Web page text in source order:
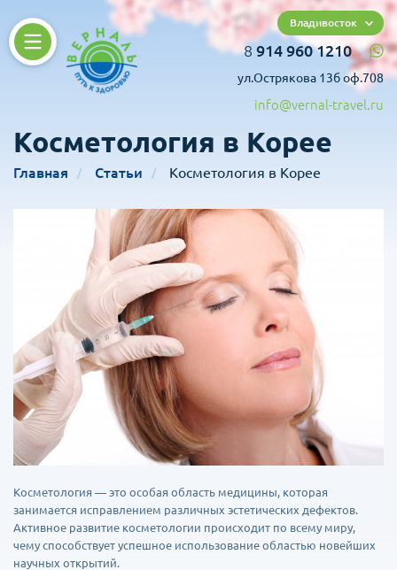
Владивосток
8 914 960 1210
ул.Острякова 13б оф.708
info@vernal-travel.ru
Косметология в Корее
Главная Статьи Косметология в Корее
Косметология — это особая область медицины, которая
занимается исправлением различных эстетических дефектов.
Активное развитие косметологии происходит по всему миру,
чему способствует успешное использование областью новейших
научных открытий.